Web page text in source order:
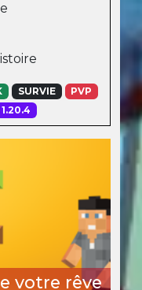
SURVIE
PVP
votre rêve